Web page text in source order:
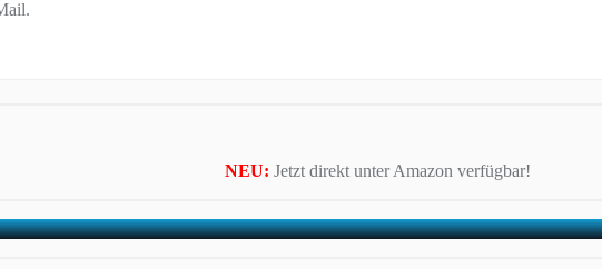
NEU: Jetzt direkt unter Amazon verfügbar!